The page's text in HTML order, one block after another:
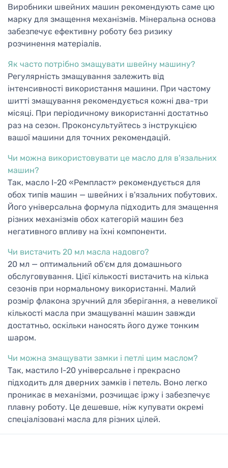
Виробники швейних машин рекомендують саме цю
марку для змащення механізмів. Мінеральна основа
забезпечує ефективну роботу без ризику
розчинення матеріалів.
Як часто потрібно змащувати швейну машину?
Регулярність змащування залежить від
інтенсивності використання машини. При частому
шитті змащування рекомендується кожні два-три
місяці. При періодичному використанні достатньо
раз на сезон. Проконсультуйтесь з інструкцією
вашої машини для точних рекомендацій.
Чи можна використовувати це масло для в'язальних
машин?
Так, масло І-20 «Ремпласт» рекомендується для
обох типів машин — швейних і в'язальних побутових.
Його універсальна формула підходить для змащення
різних механізмів обох категорій машин без
негативного впливу на їхні компоненти.
Чи вистачить 20 мл масла надовго?
20 мл — оптимальний об'єм для домашнього
обслуговування. Цієї кількості вистачить на кілька
сезонів при нормальному використанні. Малий
розмір флакона зручний для зберігання, а невеликої
кількості масла при змащуванні машин завжди
достатньо, оскільки наносять його дуже тонким
шаром.
Чи можна змащувати замки і петлі цим маслом?
Так, мастило І-20 універсальне і прекрасно
підходить для дверних замків і петель. Воно легко
проникає в механізми, розчищає іржу і забезпечує
плавну роботу. Це дешевше, ніж купувати окремі
спеціалізовані масла для різних цілей.